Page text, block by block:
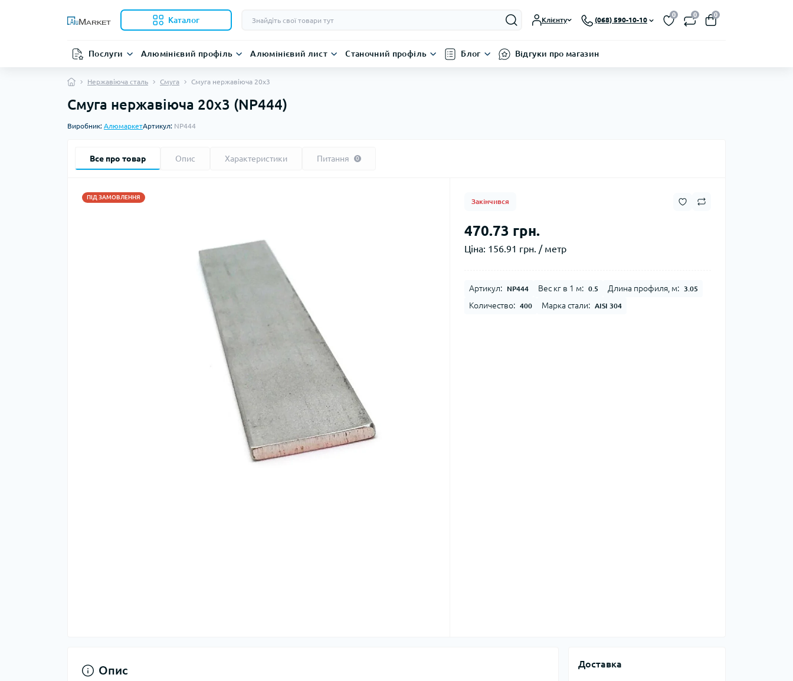
Каталог Клієнту (068) 590-10-10
0 0 0
Послуги Алюмінієвий профіль Алюмінієвий лист Станочний профіль Блог Відгуки про магазин
Нержавіюча сталь Смуга Смуга нержавіюча 20х3
Смуга нержавіюча 20х3 (NP444)
Виробник: АлюмаркетАртикул: NP444
Все про товар Опис Характеристики Питання 0
ПІД ЗАМОВЛЕННЯ
Закінчився
470.73 грн.
Ціна: 156.91 грн. / метр
Артикул: NP444 Вес кг в 1 м: 0.5 Длина профиля, м: 3.05
Количество: 400 Марка стали: AISI 304
Доставка
Опис